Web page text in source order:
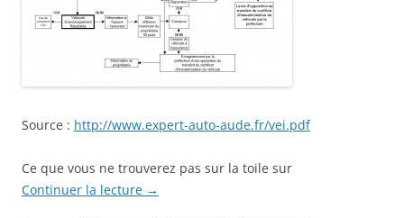
Source : http://www.expert-auto-aude.fr/vei.pdf
Ce que vous ne trouverez pas sur la toile sur
Continuer la lecture →